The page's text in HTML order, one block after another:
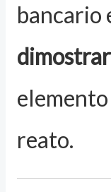
bancario
reato.